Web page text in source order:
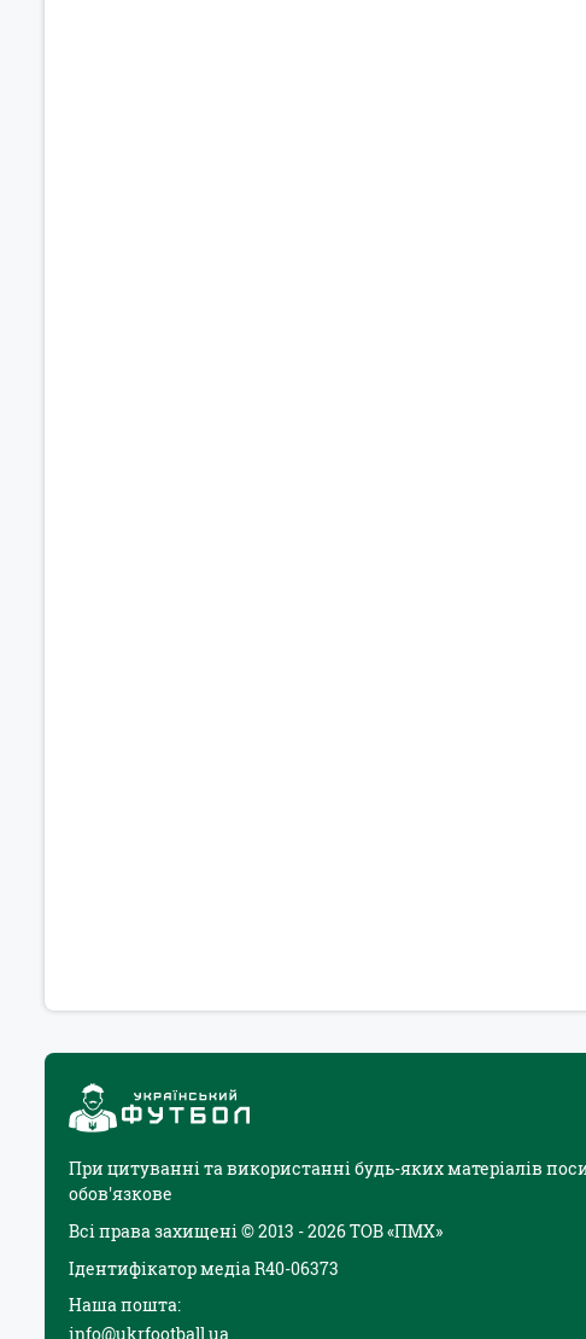
При цитуванні та використанні будь-яких матеріалів
обов'язкове
Всі права захищені © 2013 - 2026 ТОВ «ПМХ»
Ідентифікатор медіа R40-06373
Наша пошта:
info@ukrfootball.ua